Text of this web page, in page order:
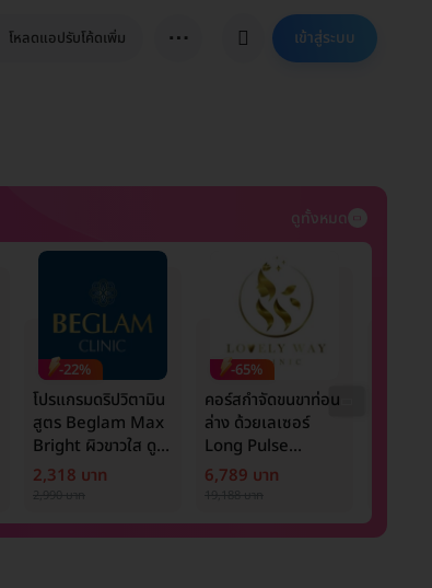
โหลดแอปรับโค้ดเพิ่ม ⋯ เข้าสู่ระบบ
ดูทั้งหมด
-22%
โปรแกรมดริปวิตามิน
สูตร Beglam Max
Bright ผิวขาวใส ดูมี
ออร่า
2,318 บาท
-65%
คอร์สกำจัดขนขาท่อน
ล่าง ด้วยเลเซอร์
Long Pulse
Nd:YAG 12 ครั้ง
6,789 บาท